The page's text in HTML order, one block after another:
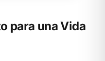
para una Vida